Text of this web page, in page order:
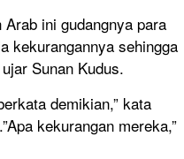
ini gudangnya para
kekurangannya sehingga
Sunan Kudus.
demikian,” kata
kekurangan mereka,”